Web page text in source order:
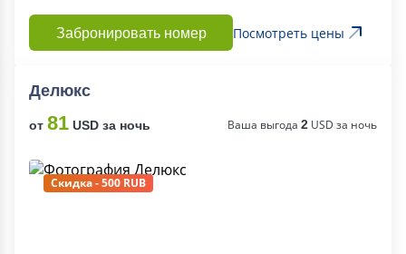
Забронировать номер Посмотреть цены
Делюкс
от 81 USD за ночь Ваша выгода 2 USD за ночь
Скидка - 500 RUB